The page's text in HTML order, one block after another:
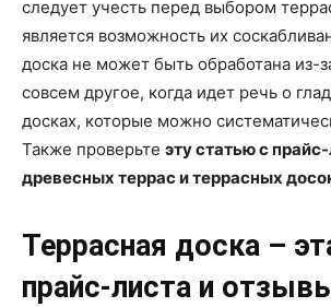
следует учесть перед выбором
является возможность их
доска не может быть обработана из-
совсем другое, когда идет речь о
досках, которые можно
Также проверьте эту статью с
древесных террас и террасных
Террасная доска –
прайс-листа и